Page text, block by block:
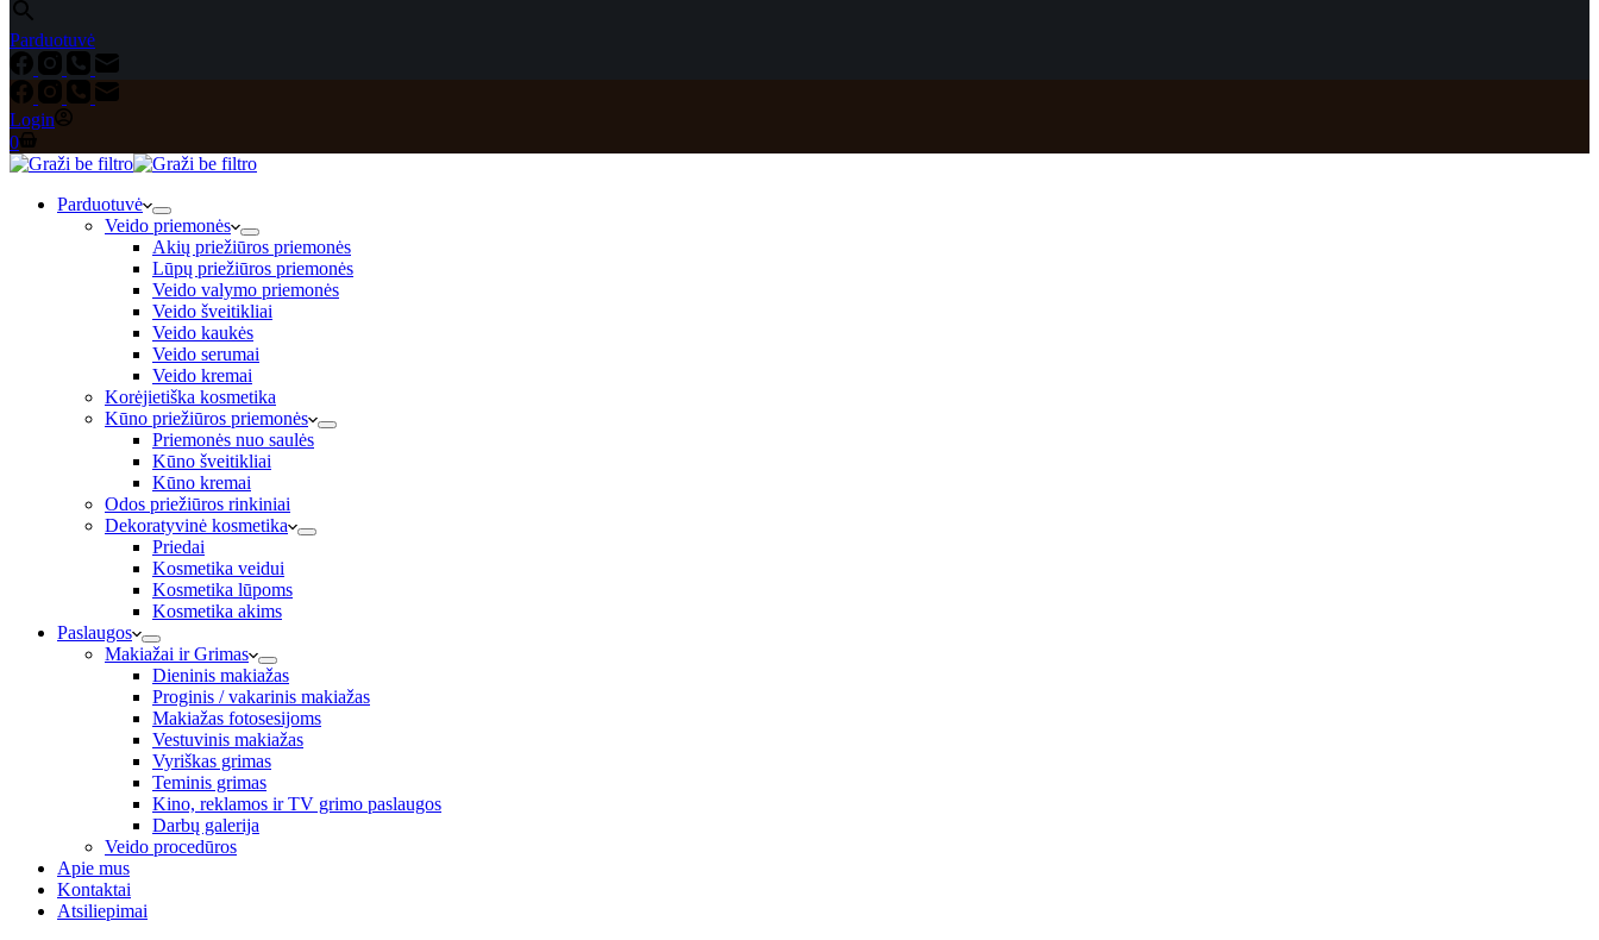
Parduotuvė
Login
Shopping
cart
0
Parduotuvė
Veido priemonės
Akių priežiūros priemonės
Lūpų priežiūros priemonės
Veido valymo priemonės
Veido šveitikliai
Veido kaukės
Veido serumai
Veido kremai
Korėjietiška kosmetika
Kūno priežiūros priemonės
Priemonės nuo saulės
Kūno šveitikliai
Kūno kremai
Odos priežiūros rinkiniai
Dekoratyvinė kosmetika
Priedai
Kosmetika veidui
Kosmetika lūpoms
Kosmetika akims
Paslaugos
Makiažai ir Grimas
Dieninis makiažas
Proginis / vakarinis makiažas
Makiažas fotosesijoms
Vestuvinis makiažas
Vyriškas grimas
Teminis grimas
Kino, reklamos ir TV grimo paslaugos
Darbų galerija
Veido procedūros
Apie mus
Kontaktai
Atsiliepimai